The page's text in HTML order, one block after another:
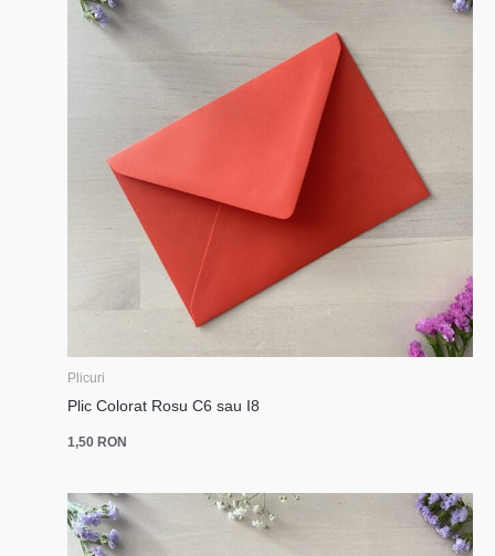
Plicuri
Plic Colorat Rosu C6 sau I8
1,50 RON